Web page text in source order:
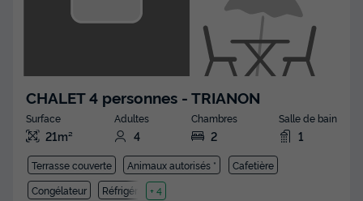
CHALET 4 personnes - TRIANON
Surface
21m²
Adultes
4
Chambres
2
Salle de bain
1
Terrasse couverte Animaux autorisés *
Cafetière
Congélateur
Réfrigérateur
+ 4